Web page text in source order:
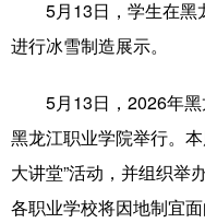
广东 广西
四川 贵州
5月13日，学生在黑
进行冰雪制造展示。
5月13日，2026年黑
黑龙江职业学院举行。
大讲堂”活动，并组织举
各职业学校将因地制宜